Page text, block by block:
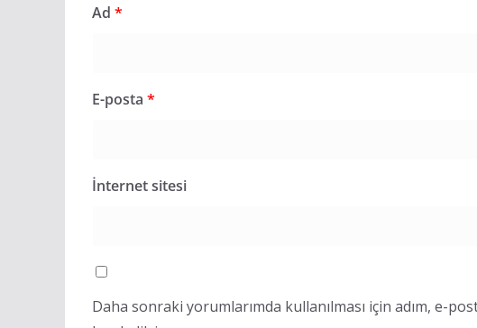
Ad *
E-posta *
İnternet sitesi
Daha sonraki yorumlarımda kullanılması için adım, e-